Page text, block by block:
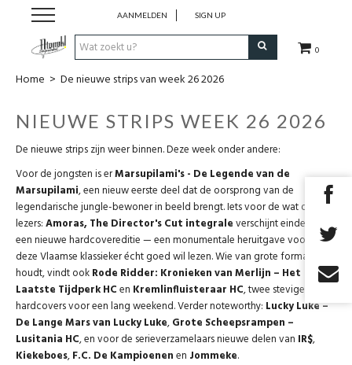
0
AANMELDEN SIGN UP
Strips
Comics
Nieuwsberichten
Pre release
Cadeaubon
RPG Sale
Home > De nieuwe strips van week 26 2026
NIEUWE STRIPS WEEK 26 2026
De nieuwe strips zijn weer binnen. Deze week onder andere:
Voor de jongsten is erMarsupilami's - De Legende van de
Marsupilami, een nieuw eerste deel dat de oorsprong van de
legendarische jungle-bewoner in beeld brengt. Iets voor de wat oudere
lezers:Amoras, The Director's Cut integraleverschijnt eindelijk in
een nieuwe hardcovereditie — een monumentale heruitgave voor wie
deze Vlaamse klassieker écht goed wil lezen. Wie van grote formaten
houdt, vindt ookRode Ridder: Kronieken van Merlijn – Het
Laatste Tijdperk HCen Kremlinfluisteraar HC, twee stevige
hardcovers voor een lang weekend. Verder noteworthy: Lucky Luke –
De Lange Mars van Lucky Luke,Grote Scheepsrampen –
Lusitania HC, en voor de serieverzamelaars nieuwe delen van IR$,
Kiekeboes,F.C. De Kampioenenen Jommeke.